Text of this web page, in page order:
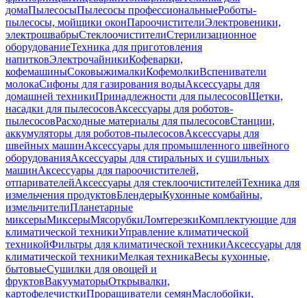
домаПылесосыПылесосы профессиональныеРоботы-
пылесосы, мойщики оконПароочистителиЭлектровеники,
электрошвабрыСтеклоочистителиСтерилизационное
оборудованиеТехника для приготовления
напитковЭлектрочайникиКофеварки,
кофемашиныСоковыжималкиКофемолкиВспениватели
молокаСифоны для газирования водыАксессуары для
домашней техникиПринадлежности для пылесосовЩетки,
насадки для пылесосовАксессуары для роботов-
пылесосовРасходные материалы для пылесосовСтанции,
аккумуляторы для роботов-пылесосовАксессуары для
швейных машинАксессуары для промышленного швейного
оборудованияАксессуары для стиральных и сушильных
машинАксессуары для пароочистителей,
отпаривателейАксессуары для стеклоочистителейТехника для
измельчения продуктовБлендерыКухонные комбайны,
измельчителиПланетарные
миксерыМиксерыМясорубкиЛомтерезкиКомплектующие для
климатической техникиУправление климатической
техникойФильтры для климатической техникиАксессуары для
климатической техникиМелкая техникаВесы кухонные,
бытовыеСушилки для овощей и
фруктовВакууматорыОткрывалки,
картофелечисткиПроращиватели семянМаслобойки,